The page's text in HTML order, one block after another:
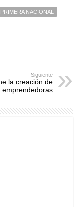
NACIONAL
Siguiente
la creación de